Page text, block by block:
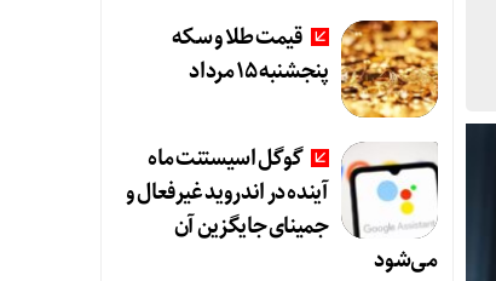
قیمت طلا و سکه
پنجشنبه ۱۵ مرداد
گوگل اسیستنت ماه
آینده در اندروید غیرفعال و
جمینای جایگزین آن
می‌شود